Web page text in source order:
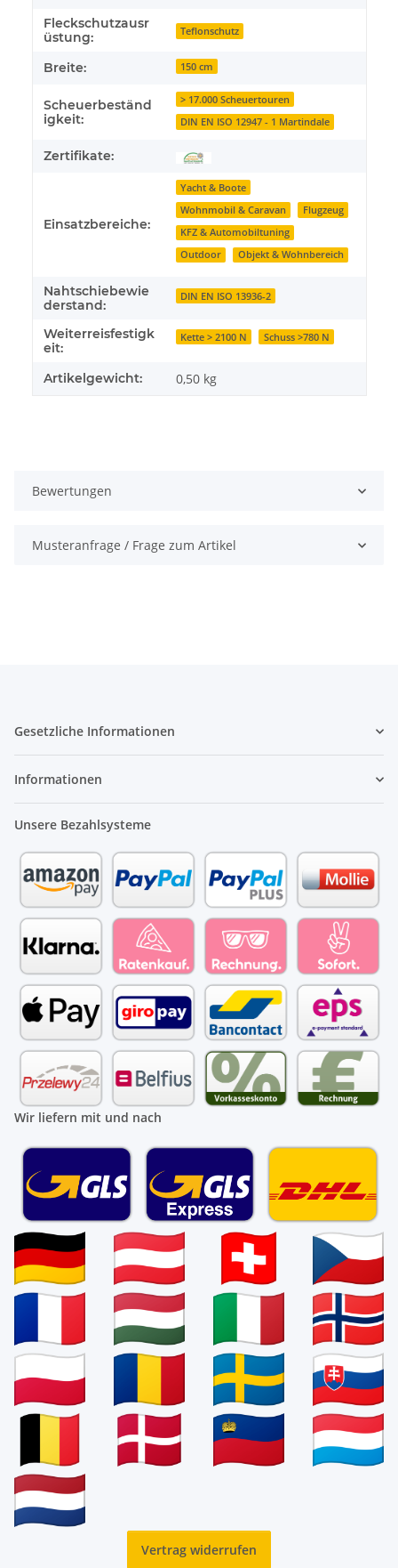
Fleckschutzausr
üstung:
Teflonschutz
Breite: 150 cm
Scheuerbeständ
igkeit:
> 17.000 Scheuertouren
DIN EN ISO 12947 - 1 Martindale
Zertifikate:
Einsatzbereiche:
Yacht & Boote
Wohnmobil & Caravan
Flugzeug
KFZ & Automobiltuning
Outdoor
Objekt & Wohnbereich
Nahtschiebewie
derstand:
DIN EN ISO 13936-2
Weiterreisfestigk
eit:
Kette > 2100 N Schuss >780 N
Artikelgewicht: 0,50 kg
Bewertungen
Musteranfrage / Frage zum Artikel
Gesetzliche Informationen
Informationen
Unsere Bezahlsysteme
Wir liefern mit und nach
Vertrag widerrufen